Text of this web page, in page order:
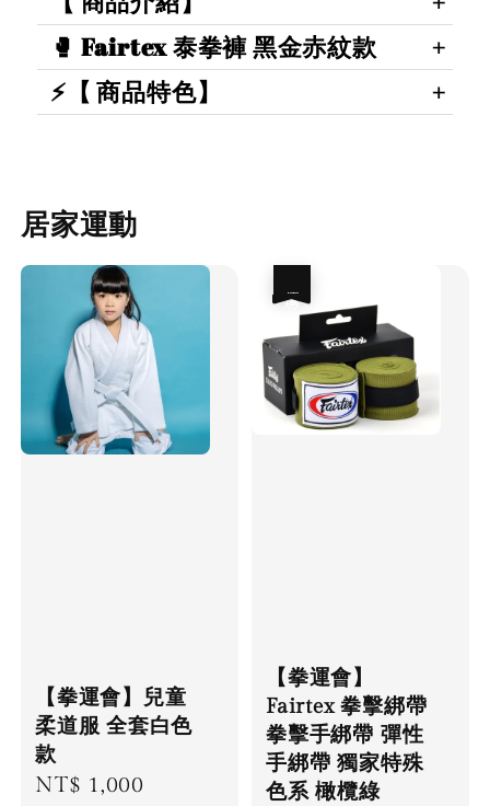
🥊 Fairtex 泰拳褲 黑金赤紋款
⚡【 商品特色】
居家運動
【拳運會】兒童
柔道服 全套白色
款
Regular
NT$ 1,000
【拳運會】
Fairtex 拳擊綁帶
拳擊手綁帶 彈性
手綁帶 獨家特殊
色系 橄欖綠